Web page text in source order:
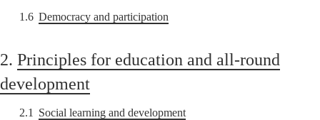
1.6 Democracy and participation
2. Principles for education and all-round
development
2.1 Social learning and development